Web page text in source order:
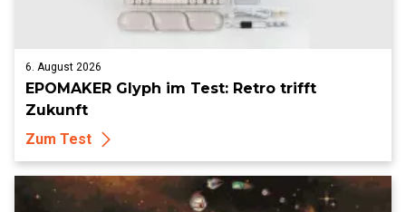
6. August 2026
EPOMAKER Glyph im Test: Retro trifft
Zukunft
Zum Test